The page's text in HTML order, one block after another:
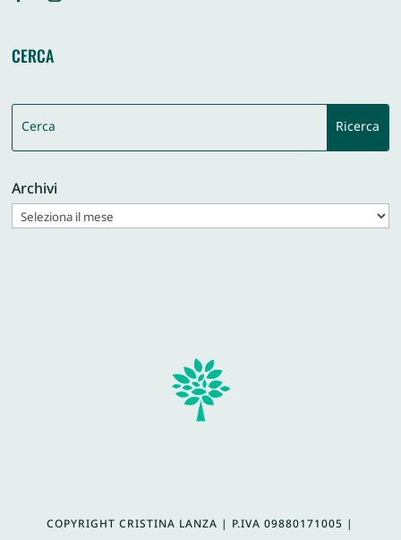
CERCA
Archivi
COPYRIGHT CRISTINA LANZA | P.IVA09880171005 |